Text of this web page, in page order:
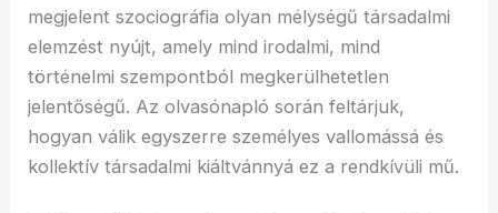
megjelent szociográfia olyan mélységű társadalmi
elemzést nyújt, amely mind irodalmi, mind
történelmi szempontból megkerülhetetlen
jelentőségű. Az olvasónapló során feltárjuk,
hogyan válik egyszerre személyes vallomássá és
kollektív társadalmi kiáltvánnyá ez a rendkívüli mű.